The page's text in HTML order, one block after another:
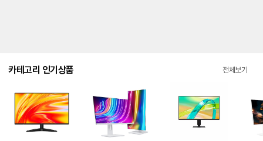
카테고리 인기상품 전체보기